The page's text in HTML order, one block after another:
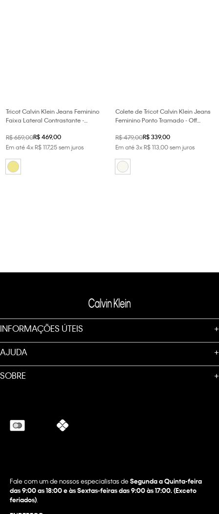
Tricot Calvin Klein Jeans Feminino
Faixa Lateral Contrastante -
R$659,00R$469,00
Em até4xR$117,25sem juros
Colete de Tricot Calvin Klein Jeans
Feminino Ponto Tramado - Off
R$479,00R$339,00
Em até3xR$11300sem juros
INFORMAÇÕES ÚTEIS +
AJUDA +
SOBRE +
Fale com um de nossos especialistas deSegunda a Quinta-feira
das 9:00 as 18:00 e às Sextas-feiras das 9:00 às 17:00. (Exceto
feriados)